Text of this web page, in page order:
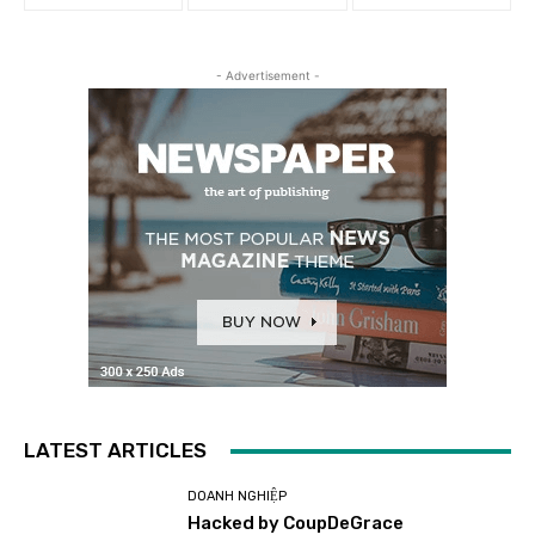
- Advertisement -
LATEST ARTICLES
DOANH NGHIỆP
Hacked by CoupDeGrace